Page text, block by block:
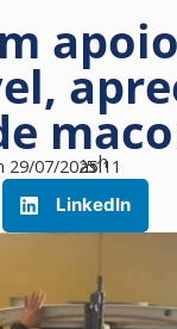
29/07/2025
às11
h
51
LinkedIn